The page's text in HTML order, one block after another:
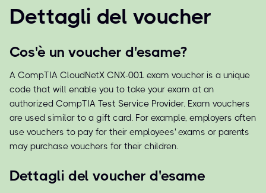
Dettagli del voucher
Cos'è un voucher d'esame?
A CompTIA CloudNetX CNX-001 exam voucher is a unique
code that will enable you to take your exam at an
authorized CompTIA Test Service Provider. Exam vouchers
are used similar to a gift card. For example, employers often
use vouchers to pay for their employees' exams or parents
may purchase vouchers for their children.
Dettagli del voucher d'esame